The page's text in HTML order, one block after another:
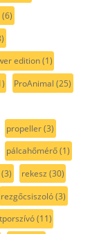
(6)
edition(1)
ProAnimal (25)
propeller(3)
pálcahőmérő(1)
(3) rekesz (30)
rezgőcsiszoló(3)
(11)